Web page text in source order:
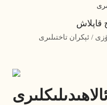
قاپلاش
/ ئېكران تاختىلىرى